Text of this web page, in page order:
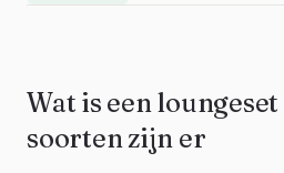
Wat is een
soorten zijn er